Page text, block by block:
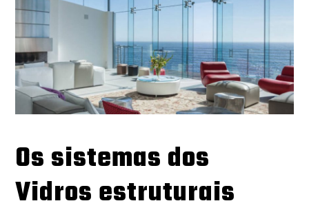
Os sistemas dos
Vidros estruturais